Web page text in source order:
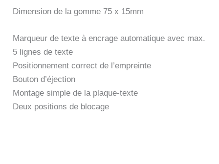
Dimension de la gomme 75 x 15mm
Marqueur de texte à encrage automatique avec max.
5 lignes de texte
Positionnement correct de l’empreinte
Bouton d’éjection
Montage simple de la plaque-texte
Deux positions de blocage